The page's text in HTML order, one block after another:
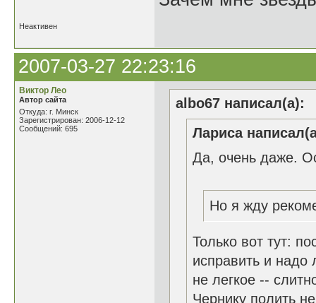
Неактивен
2007-03-27 22:23:16
Виктор Лео
Автор сайта
Откуда: г. Минск
Зарегистрирован: 2006-12-12
Сообщений: 695
albo67 написал(а):
Лариса
Да, очень даже.
Но я жду
Только вот тут:
исправить и надо
не легкое --
Чернику полить